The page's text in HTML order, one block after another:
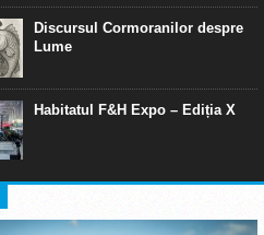
Discursul Cormoranilor despre
Lume
Habitatul F&H Expo – Ediția X